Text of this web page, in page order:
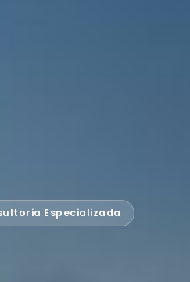
Especializada